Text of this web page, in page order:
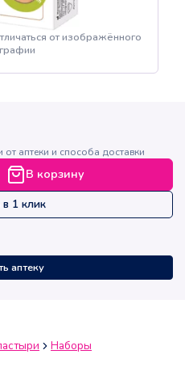
от изображённого
Наборы
от аптеки и способа доставки
В корзину
в 1 клик
аптеку